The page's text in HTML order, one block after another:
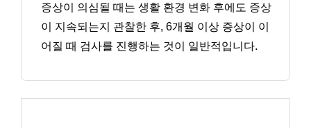
증상이 의심될 때는 생활 환경 변화 후에도 증상
이 지속되는지 관찰한 후, 6개월 이상 증상이 이
어질 때 검사를 진행하는 것이 일반적입니다.